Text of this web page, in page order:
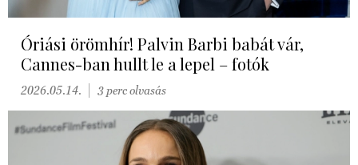
Óriási örömhír! Palvin Barbi babát vár,
Cannes-ban hullt le a lepel – fotók
2026.05.14. 3 perc olvasás